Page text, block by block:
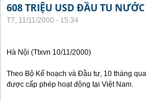
608 TRIỆU USD ĐẦU TU
T7, 11/11/2000 - 15:34
Hà Nội (Ttxvn 10/11/2000)
Theo Bộ Kế hoạch và Đầu tư, 10 tháng
được cấp phép hoạt động tại Việt Nam.